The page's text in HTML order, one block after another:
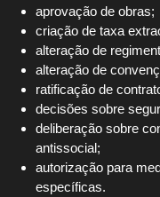
aprovação de obras;
criação de taxa
alteração de
alteração de
ratificação de
decisões sobre
deliberação sobre
antissocial;
autorização para
específicas.